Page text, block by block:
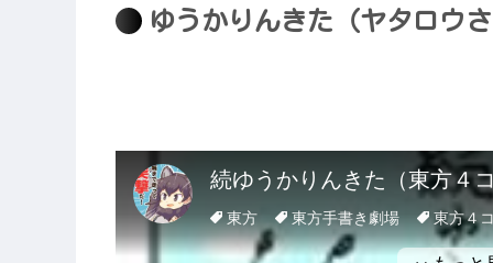
ゆうかりんきた（ヤタロウ